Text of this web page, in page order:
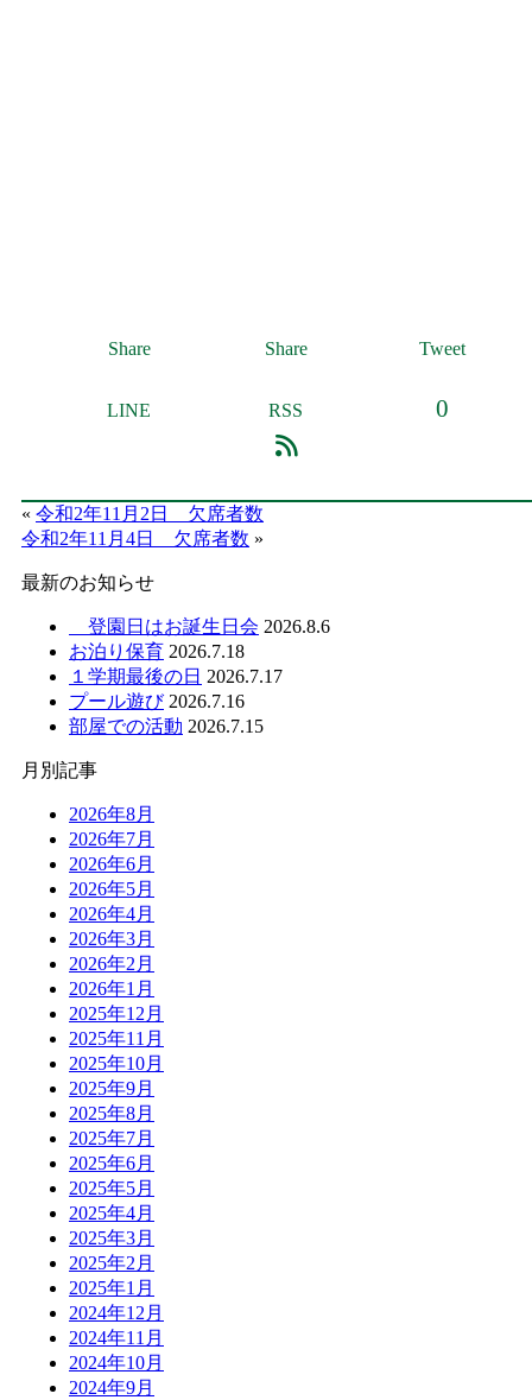
Share Share Tweet
LINE RSS 0
« 令和2年11月2日 欠席者数
令和2年11月4日 欠席者数 »
最新のお知らせ
登園日はお誕生日会 2026.8.6
お泊り保育 2026.7.18
１学期最後の日 2026.7.17
プール遊び 2026.7.16
部屋での活動 2026.7.15
月別記事
2026年8月
2026年7月
2026年6月
2026年5月
2026年4月
2026年3月
2026年2月
2026年1月
2025年12月
2025年11月
2025年10月
2025年9月
2025年8月
2025年7月
2025年6月
2025年5月
2025年4月
2025年3月
2025年2月
2025年1月
2024年12月
2024年11月
2024年10月
2024年9月